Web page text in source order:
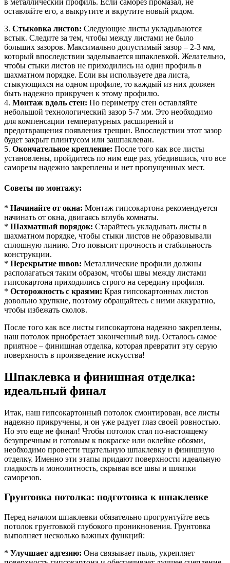
в металлический профиль. Если саморез промазал, не
оставляйте его, а выкрутите и вкрутите новый рядом.
3. Стыковка листов: Следующие листы укладываются
встык. Следите за тем, чтобы между листами не было
больших зазоров. Максимально допустимый зазор – 2-3 мм,
который впоследствии заделывается шпаклевкой. Желательно,
чтобы стыки листов не приходились на один профиль в
шахматном порядке. Если вы используете два листа,
стыкующихся на одном профиле, то каждый из них должен
быть надежно прикручен к этому профилю.
4. Монтаж вдоль стен: По периметру стен оставляйте
небольшой технологический зазор 5-7 мм. Это необходимо
для компенсации температурных расширений и
предотвращения появления трещин. Впоследствии этот зазор
будет закрыт плинтусом или зашпаклеван.
5. Окончательное крепление: После того как все листы
установлены, пройдитесь по ним еще раз, убедившись, что все
саморезы надежно закреплены и нет пропущенных мест.
Советы по монтажу:
* Начинайте от окна: Монтаж гипсокартона рекомендуется
начинать от окна, двигаясь вглубь комнаты.
* Шахматный порядок: Старайтесь укладывать листы в
шахматном порядке, чтобы стыки листов не образовывали
сплошную линию. Это повысит прочность и стабильность
конструкции.
* Перекрытие швов: Металлические профили должны
располагаться таким образом, чтобы швы между листами
гипсокартона приходились строго на середину профиля.
* Осторожность с краями: Края гипсокартонных листов
довольно хрупкие, поэтому обращайтесь с ними аккуратно,
чтобы избежать сколов.
После того как все листы гипсокартона надежно закреплены,
наш потолок приобретает законченный вид. Осталось самое
приятное – финишная отделка, которая превратит эту серую
поверхность в произведение искусства!
Шпаклевка и финишная отделка:
идеальный финал
Итак, наш гипсокартонный потолок смонтирован, все листы
надежно прикручены, и он уже радует глаз своей ровностью.
Но это еще не финал! Чтобы потолок стал по-настоящему
безупречным и готовым к покраске или оклейке обоями,
необходимо провести тщательную шпаклевку и финишную
отделку. Именно эти этапы придают поверхности идеальную
гладкость и монолитность, скрывая все швы и шляпки
саморезов.
Грунтовка потолка: подготовка к шпаклевке
Перед началом шпаклевки обязательно прогрунтуйте весь
потолок грунтовкой глубокого проникновения. Грунтовка
выполняет несколько важных функций:
* Улучшает адгезию: Она связывает пыль, укрепляет